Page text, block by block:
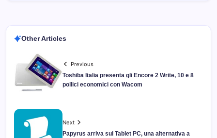
Other Articles
Previous
Toshiba Italia presenta gli Encore 2 Write, 10 e 8
pollici economici con Wacom
Next
Papyrus arriva sui Tablet PC, una alternativa a